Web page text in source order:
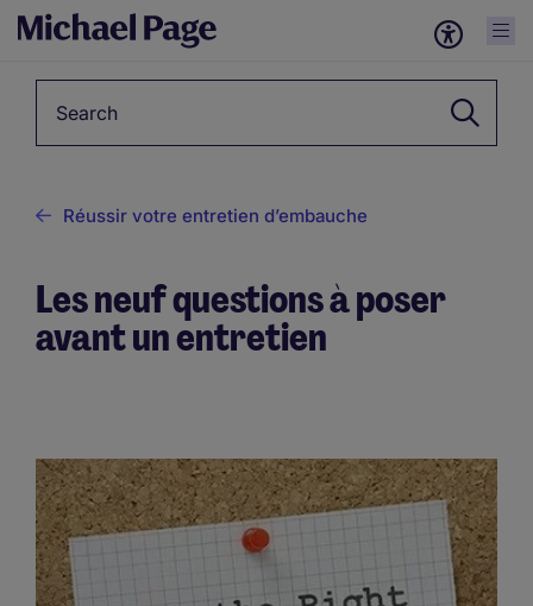
Réussir votre entretien d’embauche
Les neuf questions à poser
avant un entretien